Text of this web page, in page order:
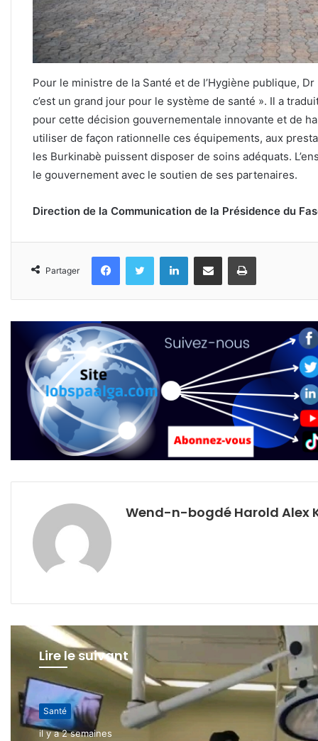
Pour le ministre de la Santé et de l’Hygiène publique,
c’est un grand jour pour le système de santé ». Il a
pour cette décision gouvernementale innovante et de
utiliser de façon rationnelle ces équipements, aux
les Burkinabè puissent disposer de soins adéquats.
le gouvernement avec le soutien de ses partenaires.
Direction de la Communication de la Présidence du
Partager
FacebookTwitter LinkedinPartager par email Imprimer
Wend-n-bogdé Harold Alex
Lire le suivant
Santé
il y a 3 semaines